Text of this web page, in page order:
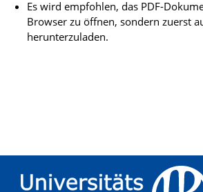
Es wird empfohlen, das PDF-
Browser zu öffnen, sondern zuerst
herunterzuladen.